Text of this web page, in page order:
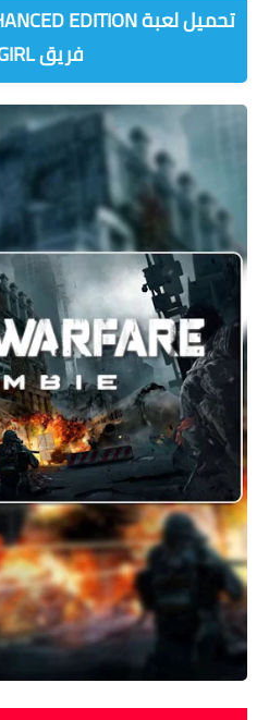
فريق FITGIRL